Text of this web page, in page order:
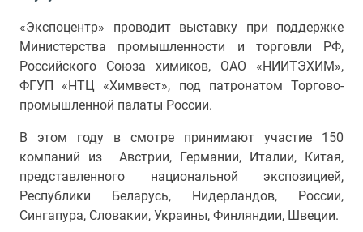
«Экспоцентр» проводит выставку при поддержке
Министерства промышленности и торговли РФ,
Российского Союза химиков, ОАО «НИИТЭХИМ»,
ФГУП «НТЦ «Химвест», под патронатом Торгово-
промышленной палаты России.
В этом году в смотре принимают участие 150
компаний из Австрии, Германии, Италии, Китая,
представленного национальной экспозицией,
Республики Беларусь, Нидерландов, России,
Сингапура, Словакии, Украины, Финляндии, Швеции.